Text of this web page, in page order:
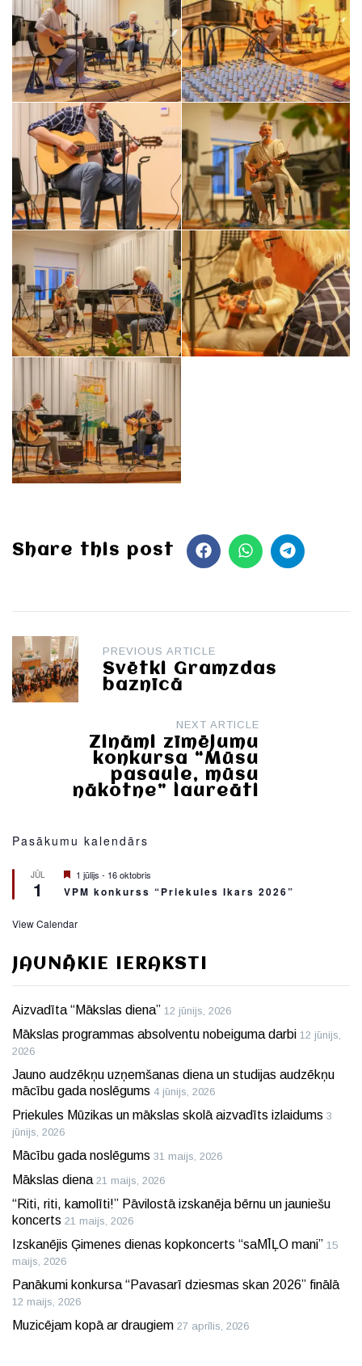
Share this post
Post
navigation
PREVIOUS ARTICLE
Svētki Gramzdas
baznīcā
NEXT ARTICLE
Zināmi zīmējumu
konkursa “Mūsu
pasaule, mūsu
nākotne” laureāti
Pasākumu kalendārs
JŪL
1
Featured
1 jūlijs - 16 oktobris
VPM konkurss “Priekules Ikars 2026”
View Calendar
JAUNĀKIE IERAKSTI
Aizvadīta “Mākslas diena” 12 jūnijs, 2026
Mākslas programmas absolventu nobeiguma darbi 12 jūnijs,
2026
Jauno audzēkņu uzņemšanas diena un studijas audzēkņu
mācību gada noslēgums 4 jūnijs, 2026
Priekules Mūzikas un mākslas skolā aizvadīts izlaidums 3
jūnijs, 2026
Mācību gada noslēgums 31 maijs, 2026
Mākslas diena 21 maijs, 2026
“Riti, riti, kamolīti!” Pāvilostā izskanēja bērnu un jauniešu
koncerts 21 maijs, 2026
Izskanējis Ģimenes dienas kopkoncerts “saMĪĻO mani” 15
maijs, 2026
Panākumi konkursa “Pavasarī dziesmas skan 2026” finālā
12 maijs, 2026
Muzicējam kopā ar draugiem 27 aprīlis, 2026